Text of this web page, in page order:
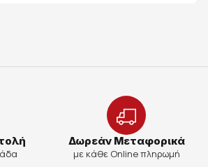
Δωρεάν Μεταφορικά
με κάθε Online πληρωμή